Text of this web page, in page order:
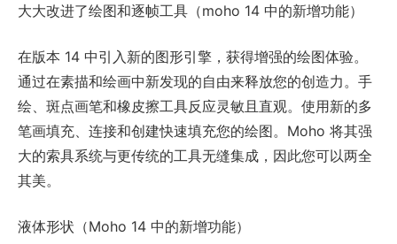
大大改进了绘图和逐帧工具（moho 14 中的新增功能）
在版本 14 中引入新的图形引擎，获得增强的绘图体验。
通过在素描和绘画中新发现的自由来释放您的创造力。手
绘、斑点画笔和橡皮擦工具反应灵敏且直观。使用新的多
笔画填充、连接和创建快速填充您的绘图。Moho 将其强
大的索具系统与更传统的工具无缝集成，因此您可以两全
其美。
液体形状（Moho 14 中的新增功能）